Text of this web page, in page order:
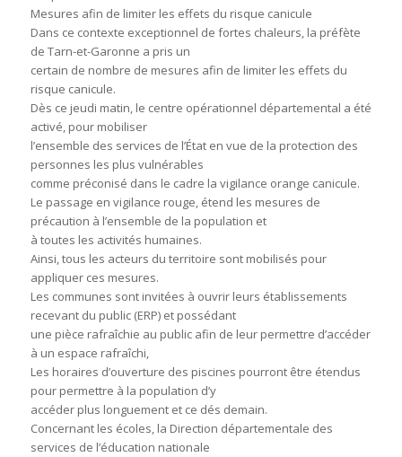
Mesures afin de limiter les effets du risque canicule
Dans ce contexte exceptionnel de fortes chaleurs, la préfète
de Tarn-et-Garonne a pris un
certain de nombre de mesures afin de limiter les effets du
risque canicule.
Dès ce jeudi matin, le centre opérationnel départemental a été
activé, pour mobiliser
l’ensemble des services de l’État en vue de la protection des
personnes les plus vulnérables
comme préconisé dans le cadre la vigilance orange canicule.
Le passage en vigilance rouge, étend les mesures de
précaution à l’ensemble de la population et
à toutes les activités humaines.
Ainsi, tous les acteurs du territoire sont mobilisés pour
appliquer ces mesures.
Les communes sont invitées à ouvrir leurs établissements
recevant du public (ERP) et possédant
une pièce rafraîchie au public afin de leur permettre d’accéder
à un espace rafraîchi,
Les horaires d’ouverture des piscines pourront être étendus
pour permettre à la population d’y
accéder plus longuement et ce dés demain.
Concernant les écoles, la Direction départementale des
services de l’éducation nationale